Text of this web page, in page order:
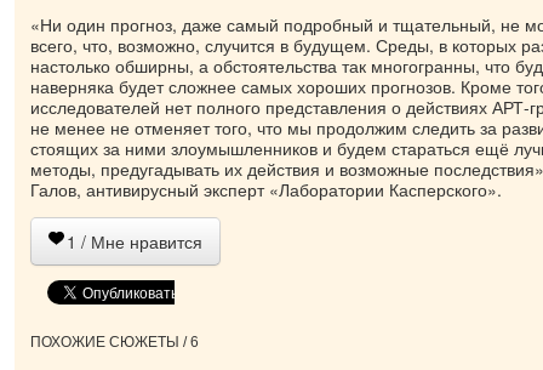
«Ни один прогноз, даже самый подробный и тщательный, не
всего, что, возможно, случится в будущем. Среды, в которых
настолько обширны, а обстоятельства так многогранны, что
наверняка будет сложнее самых хороших прогнозов. Кроме
исследователей нет полного представления о действиях АРТ-
не менее не отменяет того, что мы продолжим следить за
стоящих за ними злоумышленников и будем стараться ещё
методы, предугадывать их действия и возможные
Галов, антивирусный эксперт «Лаборатории Касперского».
1 / Мне нравится
ПОХОЖИЕ СЮЖЕТЫ / 6